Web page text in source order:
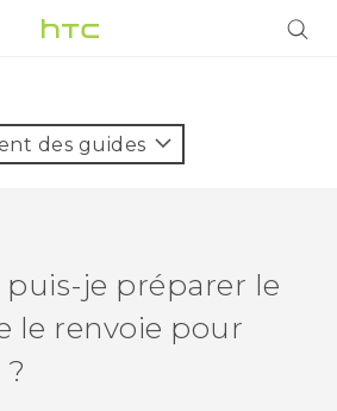
des guides
je préparer le
le renvoie pour